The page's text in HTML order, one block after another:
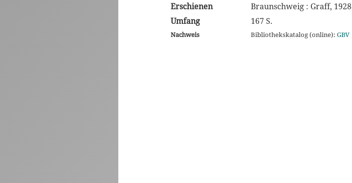
Erschienen
Braunschweig : Graff, 1928
Umfang
167 S.
Nachweis Bibliothekskatalog (online): GBV